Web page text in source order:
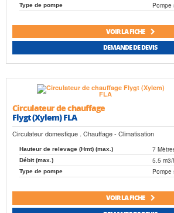
Type de pompe Pompe
VOIR LA FICHE
DEMANDE DE DEVIS
Circulateur de chauffage
Flygt (Xylem) FLA
Circulateur domestique . Chauffage - Climatisation
Hauteur de relevage (Hmt) (max.) 7
Débit (max.) 5.5 m3/
Type de pompe Pompe
VOIR LA FICHE